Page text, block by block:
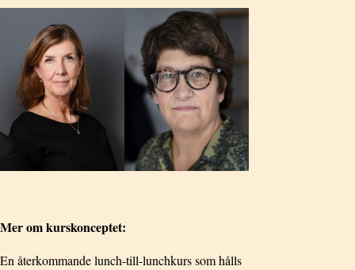
Mer om kurskonceptet:
En återkommande lunch-till-lunchkurs som hålls